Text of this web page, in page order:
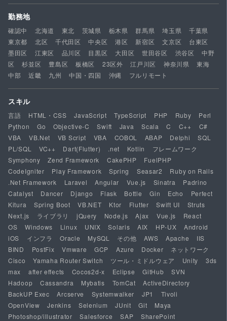
勤務地
確認中 北海道 東北 茨城県 栃木県 群馬県 埼玉県
千葉県
東京都
北区 千代田区 中央区 港区 新宿区 文京区
台東区
墨田区
江東区 品川区 目黒区 大田区 世田谷区 渋谷区
中野
区
杉並区 豊島区 板橋区 23区外 江戸川区 神奈川県
東海
中部
近畿 九州 中国・四国 沖縄 フルリモート
スキル
言語 HTML・CSS JavaScript TypeScript PHP Ruby
Perl
Python
Go Objective-C Swift Java Scala C C++
C#
VBA
VB.Net VB Script VBA COBOL ABAP Delphi
SQL
PL/SQL
VC++ Dart(Flutter) .net Kotlin
フレームワーク
Symphony
Zend Framework CakePHP
FuelPHP
CodeIgniter
Play Framework Spring Seasar2
Ruby on Rails
.Net Framework
Laravel Angular Vue.js Sinatra
Padrino
Catalyst
Dancer Django Flask Bottle Gin Echo
Perfect
Kitura
Spring Boot VB.NET Ktor Flutter Swift UI
Struts
Next.js
ライブラリ jQuery Node.js Ajax Vue.js
React
OS
Windows Linux UNIX Solaris AIX HP-UX
Android
iOS
インフラ Oracle MySQL その他 AWS Apache
IIS
BIND
PostFix Vmware GCP Azure Docker
ネットワーク
Cisco
Yamaha Router Switch ツール・ミドルウェア Unity
3ds
max
after effects Cocos2d-x Eclipse GitHub
SVN
Hadoop
Cassandra Mybatis TomCat
ActiveDirectory
BackUP Exec
Arcserve Systemwalker JP1
Tivoli
OpenView
Jenkins Selenium JUnit Git
Maya
Photoshop/illustrator
Salesforce SAP SharePoint